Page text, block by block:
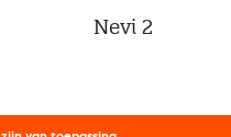
Nevi 2